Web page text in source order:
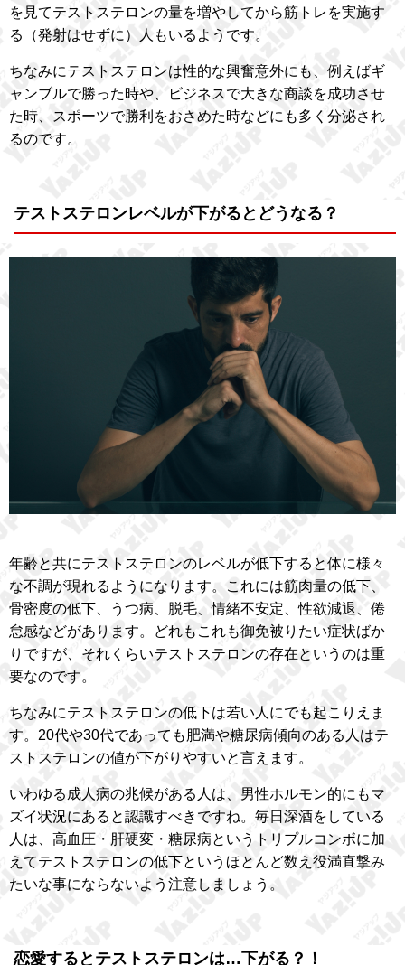
を見てテストステロンの量を増やしてから筋トレを実施す
る（発射はせずに）人もいるようです。
ちなみにテストステロンは性的な興奮意外にも、例えばギ
ャンブルで勝った時や、ビジネスで大きな商談を成功させ
た時、スポーツで勝利をおさめた時などにも多く分泌され
るのです。
テストステロンレベルが下がるとどうなる？
年齢と共にテストステロンのレベルが低下すると体に様々
な不調が現れるようになります。これには筋肉量の低下、
骨密度の低下、うつ病、脱毛、情緒不安定、性欲減退、倦
怠感などがあります。どれもこれも御免被りたい症状ばか
りですが、それくらいテストステロンの存在というのは重
要なのです。
ちなみにテストステロンの低下は若い人にでも起こりえま
す。20代や30代であっても肥満や糖尿病傾向のある人はテ
ストステロンの値が下がりやすいと言えます。
いわゆる成人病の兆候がある人は、男性ホルモン的にもマ
ズイ状況にあると認識すべきですね。毎日深酒をしている
人は、高血圧・肝硬変・糖尿病というトリプルコンボに加
えてテストステロンの低下というほとんど数え役満直撃み
たいな事にならないよう注意しましょう。
恋愛するとテストステロンは…下がる？！